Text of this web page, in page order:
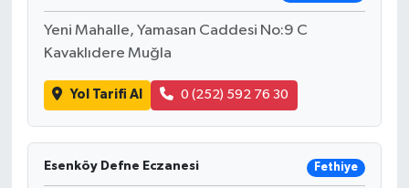
Yeni Mahalle, Yamasan Caddesi No:9 C
Kavaklıdere Muğla
Yol Tarifi Al 0 (252) 592 76 30
Esenköy Defne Eczanesi Fethiye